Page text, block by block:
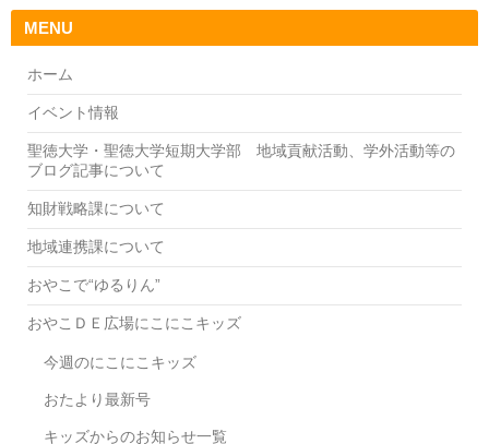
MENU
ホーム
イベント情報
聖徳大学・聖徳大学短期大学部 地域貢献活動、学外活動等の
ブログ記事について
知財戦略課について
地域連携課について
おやこで“ゆるりん”
おやこＤＥ広場にこにこキッズ
今週のにこにこキッズ
おたより最新号
キッズからのお知らせ一覧